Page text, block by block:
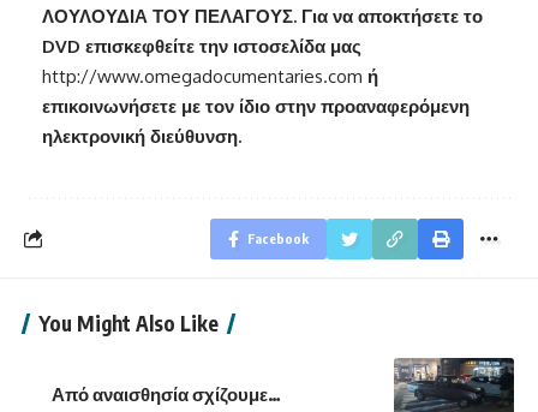
ΛΟΥΛΟΥΔΙΑ ΤΟΥ ΠΕΛΑΓΟΥΣ. Για να αποκτήσετε το
DVD επισκεφθείτε την ιστοσελίδα μας
http://www.omegadocumentaries.com ή
επικοινωνήσετε με τον ίδιο στην προαναφερόμενη
ηλεκτρονική διεύθυνση.
Facebook
You Might Also Like
Από αναισθησία σχίζουμε…